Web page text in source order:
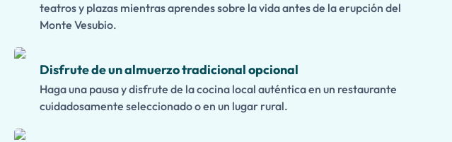
teatros y plazas mientras aprendes sobre la vida antes de la erupción del
Monte Vesubio.
Disfrute de un almuerzo tradicional opcional
Haga una pausa y disfrute de la cocina local auténtica en un restaurante
cuidadosamente seleccionado o en un lugar rural.